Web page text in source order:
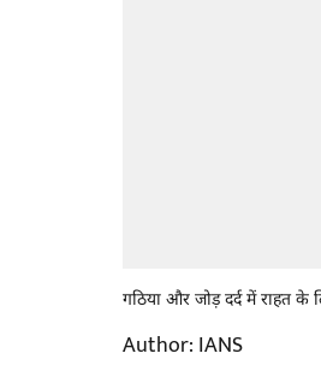
गठिया और जोड़ दर्द में राहत के
Author: IANS